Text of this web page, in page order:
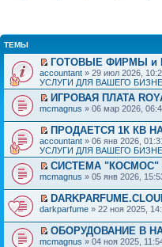
ТЕМЫ
ГОТОВЫЕ ФИРМЫ и
accountant » 29 июл 2026,
УСЛУГИ ДЛЯ ВАШЕГО
ИГРОВАЯ ПЛАТА
mcmagnus » 06 мар 2026,
ПРОДАЕТСЯ 1К КВ
accountant » 06 янв 2026,
УСЛУГИ ДЛЯ ВАШЕГО
СИСТЕМА "КОСМОС" -
mcmagnus » 05 янв 2026,
darkparfume » 22 ноя 2025,
ОБОРУДОВАНИЕ В
mcmagnus » 04 ноя 2025,